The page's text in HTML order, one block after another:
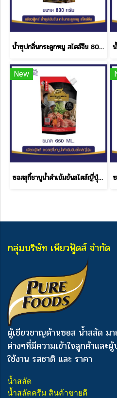
น้ำซุปกลิ่นกระดูกหมู สไตล์จีน 800 กรัม
New
ซอสสุกี้ชาบูน้ำดำเข้มข้นสไตล์ญี่ปุ่น 650 ML.
กลุ่มบริษัท เพียวฟู้ดส์ จำกัด
ผู้เชียวชาญด้านซอส น้ำสลัด มา
ต่างๆที่มีความเข้าใจลูกค้าและ
ใช้งาน รสชาติ และ ราคา
น้ำสลัด
น้ำสลัดครีม สินค้าขายดี